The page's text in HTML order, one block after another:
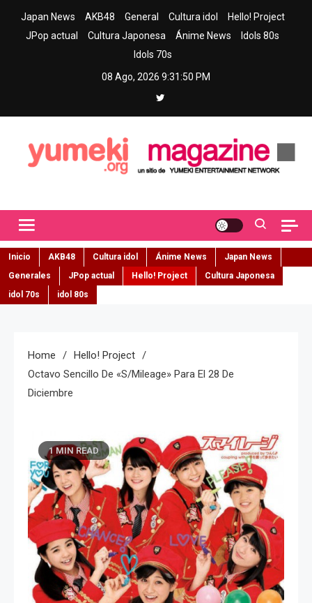
Japan News AKB48 General Cultura idol
Hello! Project
JPop actual
Cultura Japonesa Ánime News
Idols 80s
Idols 70s
08 Ago, 2026 9:31:52 PM
Inicio AKB48 Cultura idol Ánime News
Japan News
Generales
JPop actual Hello! Project
Cultura Japonesa
idol 70s
idol 80s
Home
Hello! Project
Octavo Sencillo De «S/mileage» Para El 28 De
Diciembre
1 MIN READ